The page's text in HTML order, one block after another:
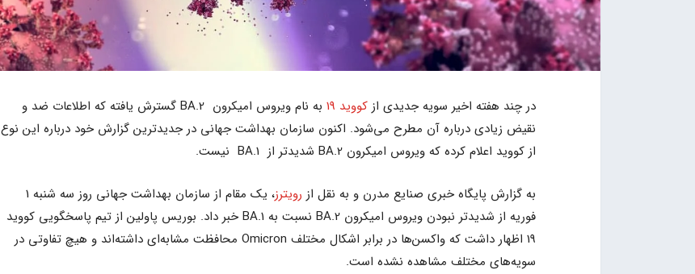
در چند هفته اخیر سویه جدیدی از کووید 19
به نام ویروس امیکرون BA.2 گسترش یافته که اطلاعات ضد و
نقیض زیادی درباره آن‌ مطرح می‌شود. اکنون سازمان بهداشت جهانی در جدیدترین گزارش خود درباره این نوع
از کووید اعلام کرده که ویروس امیکرون BA.2 شدیدتر از BA.1 نیست.
به گزارش پایگاه خبری صنایع مدرن و به نقل از رویترز
، یک مقام از سازمان بهداشت جهانی روز سه شنبه 1
فوریه از شدیدتر نبودن ویروس امیکرون BA.2 نسبت به BA.1 خبر داد. بوریس پاولین از تیم پاسخگویی کووید
19 اظهار داشت که واکسن‌ها در برابر اشکال مختلف Omicron محافظت مشابه‌ای داشته‌اند و هیچ تفاوتی در
سویه‌های مختلف مشاهده نشده است.